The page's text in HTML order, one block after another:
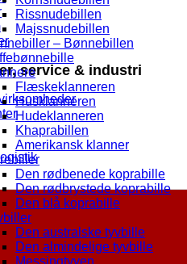
service & industri
Rissnudebillen
Majssnudebillen
– Bønnebillen
Flæskeklanneren
Husklanneren
Hudeklanneren
Khaprabillen
Amerikansk klanner
Den rødbenede koprabille
Den rødbrystede koprabille
Den blå koprabille
Den australske tyvbille
Den almindelige tyvbille
Messingtyven